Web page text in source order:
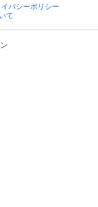
イバシーポリシー
て